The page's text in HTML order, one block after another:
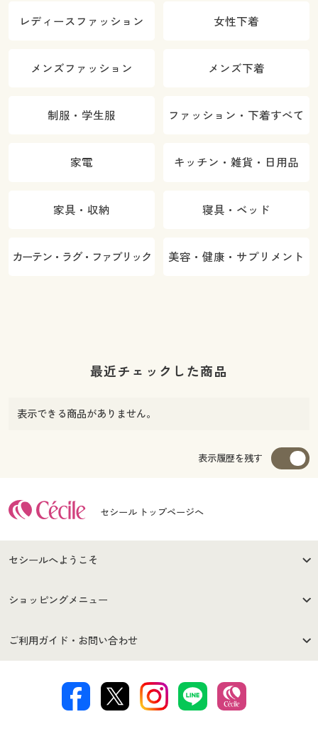
レディースファッション 女性下着
メンズファッション メンズ下着
制服・学生服 ファッション・下着すべて
家電 キッチン・雑貨・日用品
家具・収納 寝具・ベッド
カーテン・ラグ・ファブリック 美容・健康・サプリメント
最近チェックした商品
表示できる商品がありません。
表示履歴を残す
セシール トップページへ
セシールへようこそ
はじめての方へ
セシールご利用規約
著作権・商標について 会社案内
ショッピングメニュー
商品カテゴリ
ご利用ガイド・お問い合わせ
交換・返品は お支払は